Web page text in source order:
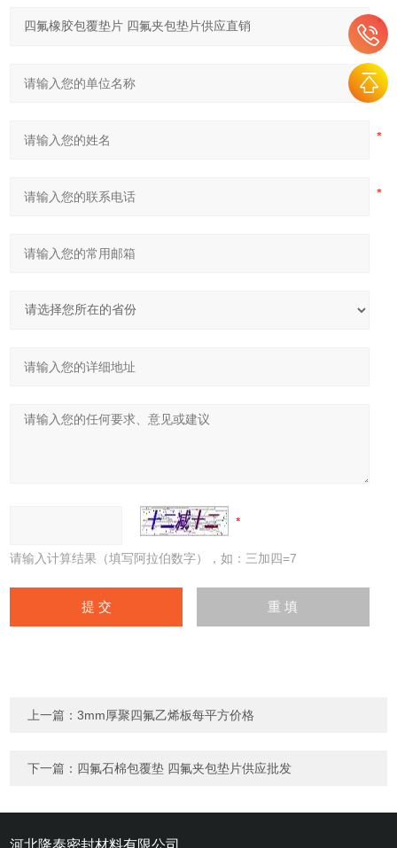
请输入计算结果（填写阿拉伯数字），如：三加四=7
上一篇：3mm厚聚四氟乙烯板每平方价格
下一篇： 四氟石棉包覆垫 四氟夹包垫片供应批发
河北隆泰密封材料有限公司